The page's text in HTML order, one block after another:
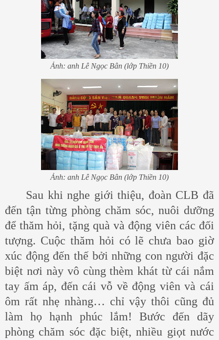
Ảnh: anh Lê Ngọc Bân (lớp Thiền 10)
Ảnh: anh Lê Ngọc Bân (lớp Thiền 10)
Sau khi nghe giới thiệu, đoàn CLB đã
đến tận từng phòng chăm sóc, nuôi dưỡng
để thăm hỏi, tặng quà và động viên các đối
tượng. Cuộc thăm hỏi có lẽ chưa bao giờ
xúc động đến thế bởi những con người đặc
biệt nơi này vô cùng thèm khát từ cái nắm
tay ấm áp, đến cái vỗ về động viên và cái
ôm rất nhẹ nhàng… chỉ vậy thôi cũng đủ
làm họ hạnh phúc lắm! Bước đến dãy
phòng chăm sóc đặc biệt, nhiều giọt nước